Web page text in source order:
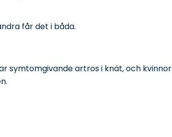
får det i båda.
symtomgivande artros i knät, och